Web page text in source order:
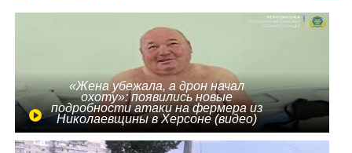
«Жена убежала, а дрон начал
охоту»: появились новые
подробности атаки на фермера из
Николаевщины в Херсоне (видео)